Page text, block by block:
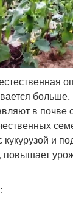
в почве
и